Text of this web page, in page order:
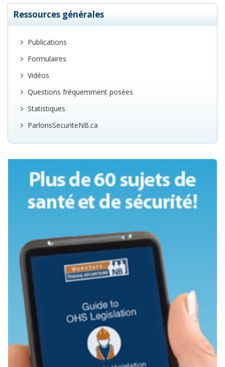
Ressources générales
Publications
Formulaires
Vidéos
Questions fréquemment posées
Statistiques
ParlonsSecuriteNB.ca